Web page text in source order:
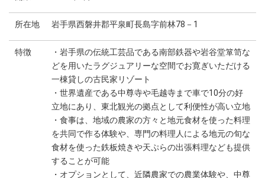
所在地 岩手県西磐井郡平泉町長島字前林78－1
特徴
・岩手県の伝統工芸品である南部鉄器や岩谷堂箪笥な
どを用いたラグジュアリーな空間でお寛ぎいただける
一棟貸しの古民家リゾート
・世界遺産である中尊寺や毛越寺まで車で10分の好
立地にあり、東北観光の拠点として利便性が高い立地
・食事は、地域の農家の方々と地元食材を使った料理
を共同で作る体験や、専門の料理人による地元の旬な
食材を使った鉄板焼きや天ぷらの出張料理なども提供
することが可能
・オプションとして、近隣農家での農業体験や、中尊